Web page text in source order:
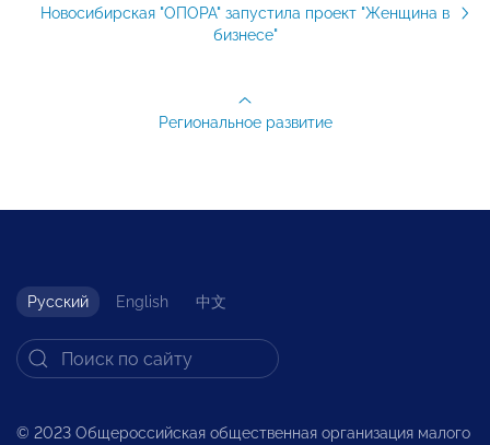
Новосибирская "ОПОРА" запустила проект "Женщина в
бизнесе"
Региональное развитие
Русский English 中文
© 2023 Общероссийская общественная организация малого